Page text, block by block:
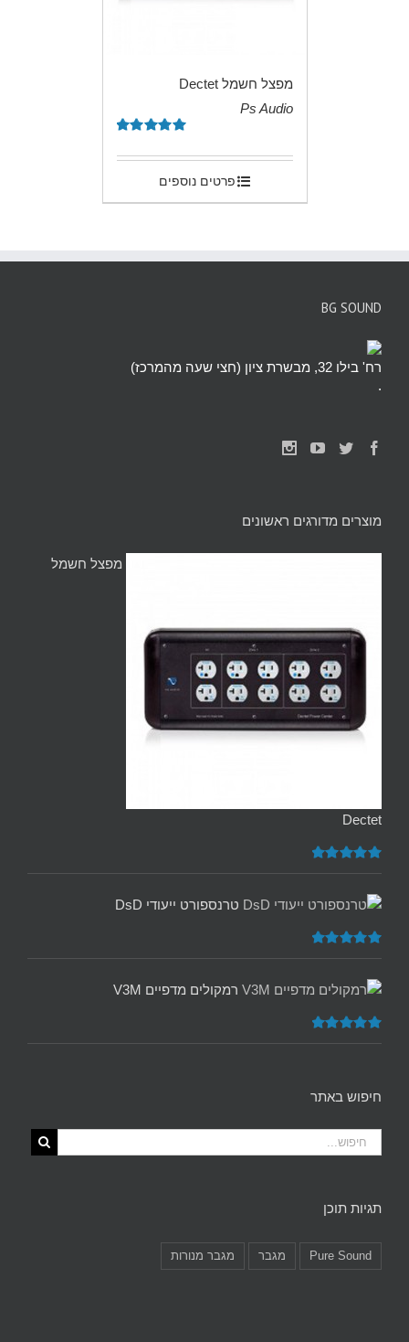
מפצל חשמל Dectet
Ps Audio
מתוך 5
פרטים נוספים
BG SOUND
רח' בילו 32, מבשרת ציון (חצי שעה מהמרכז)
.
מוצרים מדורגים ראשונים
מפצל חשמל
Dectet
דורג5.00
טרנספורט ייעודי DsD
דורג5.00
רמקולים מדפיים V3M
דורג5.00
חיפוש באתר
תגיות תוכן
Pure Sound מגבר מגבר מנורות